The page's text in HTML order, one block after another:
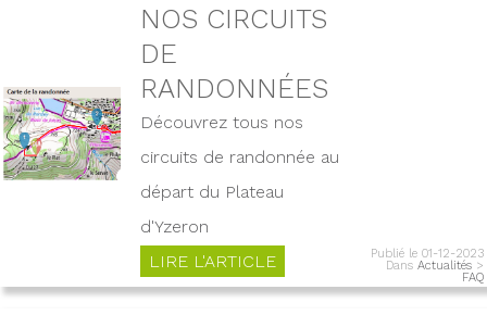
NOS CIRCUITS
DE
RANDONNÉES
Découvrez tous nos
circuits de randonnée au
départ du Plateau
d'Yzeron
LIRE L'ARTICLE
Publié le 01-12-2023
Dans Actualités >
FAQ